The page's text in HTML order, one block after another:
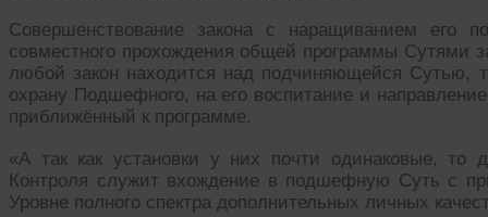
Совершенствование закона с наращиванием его
совместного прохождения общей программы Сутями
любой закон находится над подчиняющейся Сутью,
охрану Подшефного, на его воспитание и
приближённый к программе.
«А так как установки у них почти одинаковые, то
Контроля служит вхождение в подшефную Суть с
Уровне полного спектра дополнительных личных